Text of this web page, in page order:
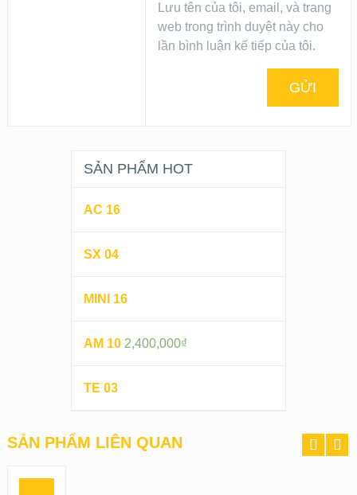
Lưu tên của tôi, email, và trang
web trong trình duyệt này cho
lần bình luận kế tiếp của tôi.
SẢN PHẨM HOT
AC 16
SX 04
MINI 16
AM 10 2,400,000₫
TE 03
SẢN PHẨM LIÊN QUAN